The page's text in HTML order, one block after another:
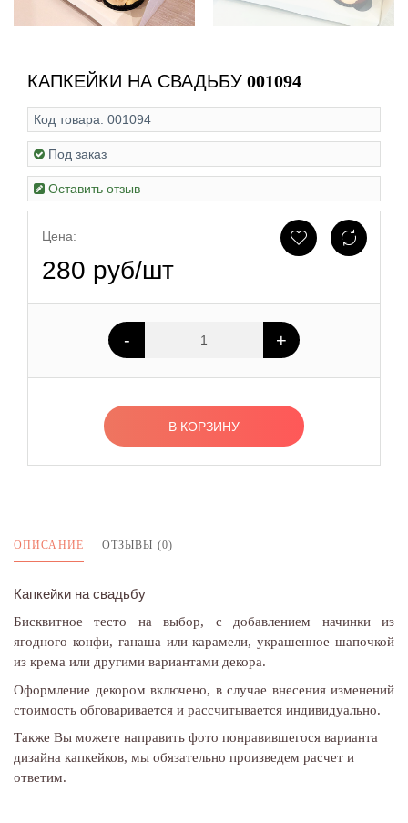
КАПКЕЙКИ НА СВАДЬБУ 001094
Код товара: 001094
Под заказ
Оставить отзыв
Цена:
280 руб/шт
- +
В КОРЗИНУ
ОПИСАНИЕ ОТЗЫВЫ (0)
Капкейки на свадьбу
Бисквитное тесто на выбор, с добавлением начинки из
ягодного конфи, ганаша или карамели, украшенное шапочкой
из крема или другими вариантами декора.
Оформление декором включено, в случае внесения изменений
стоимость обговаривается и рассчитывается индивидуально.
Также Вы можете направить фото понравившегося варианта
дизайна капкейков, мы обязательно произведем расчет и
ответим.